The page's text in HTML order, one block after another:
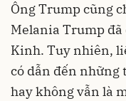
Ông Trump cũng
Melania Trump đã
Kinh. Tuy nhiên,
có dẫn đến những
hay không vẫn là